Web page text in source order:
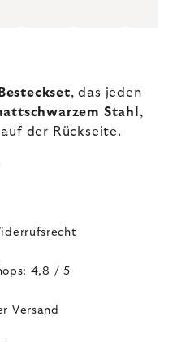
, das jeden
Stahl ,
der Rückseite.
4,8 / 5
Versand